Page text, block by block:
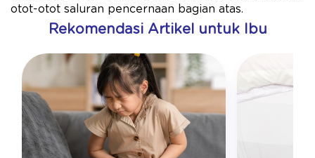
otot-otot saluran pencernaan bagian atas.
Rekomendasi Artikel untuk Ibu